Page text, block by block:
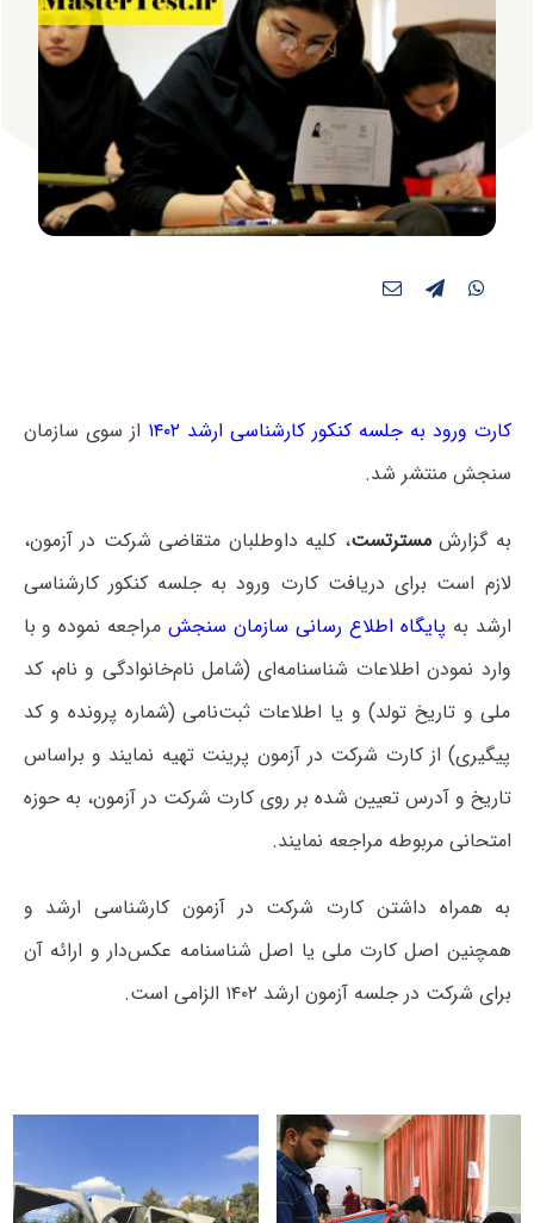
کارت ورود به جلسه کنکور کارشناسی ارشد ۱۴۰۲
از سوی سازمان
سنجش منتشر شد.
به گزارشمسترتست، کلیه داوطلبان متقاضی شرکت در آزمون،
لازم است برای دریافت کارت ورود به جلسه کنکور کارشناسی
ارشد به پایگاه اطلاع رسانی سازمان سنجشمراجعه نموده و با
وارد نمودن اطلاعات شناسنامه‌ای (شامل نام‌خانوادگی و نام، کد
ملی و تاریخ تولد) و یا اطلاعات ثبت‌نامی (شماره پرونده و کد
پیگیری) از کارت شرکت در آزمون پرینت تهیه نمایند و براساس
تاریخ و آدرس تعیین شده بر روی کارت شرکت در آزمون، به حوزه
امتحانی مربوطه مراجعه نمایند.
به همراه داشتن کارت شرکت در آزمون کارشناسی ارشد و
همچنین اصل کارت ملی یا اصل شناسنامه عکس‌دار و ارائه آن
برای شرکت در جلسه آزمون ارشد ۱۴۰۲ الزامی است.